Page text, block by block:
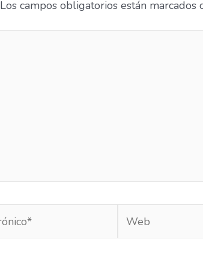
Los campos obligatorios están marcados